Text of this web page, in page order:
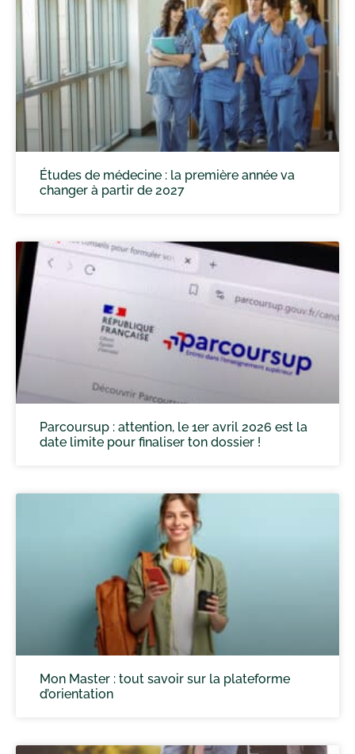
Études de médecine : la première année va
changer à partir de 2027
Parcoursup : attention, le 1er avril 2026 est la
date limite pour finaliser ton dossier !
Mon Master : tout savoir sur la plateforme
d’orientation